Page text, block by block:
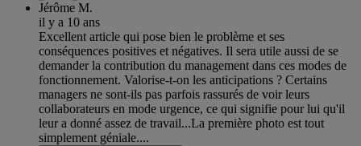
Jérôme M.
il y a 10 ans
Excellent article qui pose bien le problème et ses
conséquences positives et négatives. Il sera utile aussi de se
demander la contribution du management dans ces modes de
fonctionnement. Valorise-t-on les anticipations ? Certains
managers ne sont-ils pas parfois rassurés de voir leurs
collaborateurs en mode urgence, ce qui signifie pour lui qu'il
leur a donné assez de travail...La première photo est tout
simplement géniale....